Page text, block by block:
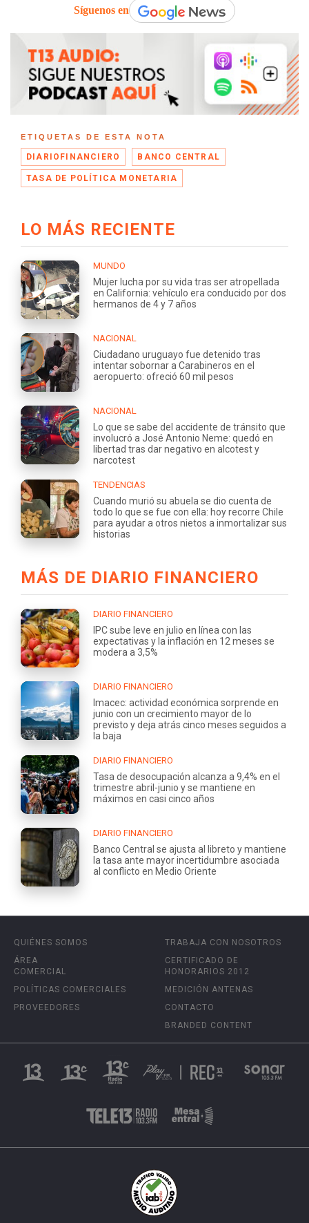
Síguenos en
ETIQUETAS DE ESTA NOTA
DIARIOFINANCIERO BANCO CENTRAL
TASA DE POLÍTICA MONETARIA
LO MÁS RECIENTE
MUNDO
Mujer lucha por su vida tras ser atropellada
en California: vehículo era conducido por dos
hermanos de 4 y 7 años
NACIONAL
Ciudadano uruguayo fue detenido tras
intentar sobornar a Carabineros en el
aeropuerto: ofreció 60 mil pesos
NACIONAL
Lo que se sabe del accidente de tránsito que
involucró a José Antonio Neme: quedó en
libertad tras dar negativo en alcotest y
narcotest
TENDENCIAS
Cuando murió su abuela se dio cuenta de
todo lo que se fue con ella: hoy recorre Chile
para ayudar a otros nietos a inmortalizar sus
historias
MÁS DE DIARIO FINANCIERO
DIARIO FINANCIERO
IPC sube leve en julio en línea con las
expectativas y la inflación en 12 meses se
modera a 3,5%
DIARIO FINANCIERO
Imacec: actividad económica sorprende en
junio con un crecimiento mayor de lo
previsto y deja atrás cinco meses seguidos a
la baja
DIARIO FINANCIERO
Tasa de desocupación alcanza a 9,4% en el
trimestre abril-junio y se mantiene en
máximos en casi cinco años
DIARIO FINANCIERO
Banco Central se ajusta al libreto y mantiene
la tasa ante mayor incertidumbre asociada
al conflicto en Medio Oriente
QUIÉNES SOMOS
ÁREA
COMERCIAL
POLÍTICAS COMERCIALES
PROVEEDORES
TRABAJA CON NOSOTROS
CERTIFICADO DE
HONORARIOS 2012
MEDICIÓN ANTENAS
CONTACTO
BRANDED CONTENT